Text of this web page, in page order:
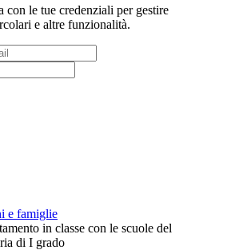
con le tue credenziali per gestire
e altre funzionalità.
e famiglie
in classe con le scuole del
di I grado